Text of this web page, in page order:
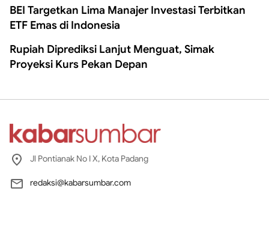
BEI Targetkan Lima Manajer Investasi Terbitkan
ETF Emas di Indonesia
Rupiah Diprediksi Lanjut Menguat, Simak
Proyeksi Kurs Pekan Depan
Jl Pontianak No I X, Kota Padang
redaksi@kabarsumbar.com